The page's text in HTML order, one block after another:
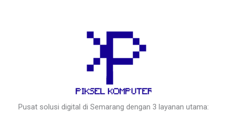
Pusat solusi digital di Semarang dengan 3 layanan utama: